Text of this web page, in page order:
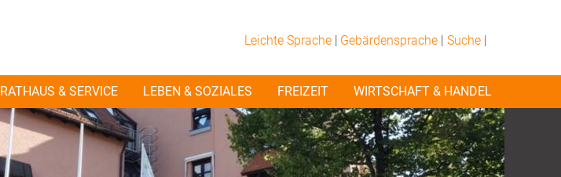
Leichte Sprache | Gebärdensprache | Suche|
RATHAUS & SERVICE LEBEN & SOZIALES FREIZEIT WIRTSCHAFT & HANDEL